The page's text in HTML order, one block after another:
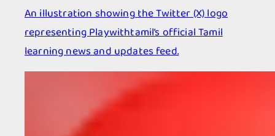
An illustration showing the Twitter (X) logo
representing Playwithtamil’s official Tamil
learning news and updates feed.